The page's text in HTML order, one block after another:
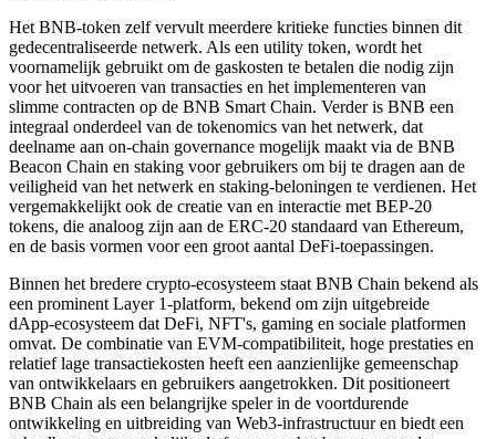
Het BNB-token zelf vervult meerdere kritieke functies binnen dit
gedecentraliseerde netwerk. Als een utility token, wordt het
voornamelijk gebruikt om de gaskosten te betalen die nodig zijn
voor het uitvoeren van transacties en het implementeren van
slimme contracten op de BNB Smart Chain. Verder is BNB een
integraal onderdeel van de tokenomics van het netwerk, dat
deelname aan on-chain governance mogelijk maakt via de BNB
Beacon Chain en staking voor gebruikers om bij te dragen aan de
veiligheid van het netwerk en staking-beloningen te verdienen. Het
vergemakkelijkt ook de creatie van en interactie met BEP-20
tokens, die analoog zijn aan de ERC-20 standaard van Ethereum,
en de basis vormen voor een groot aantal DeFi-toepassingen.
Binnen het bredere crypto-ecosysteem staat BNB Chain bekend als
een prominent Layer 1-platform, bekend om zijn uitgebreide
dApp-ecosysteem dat DeFi, NFT's, gaming en sociale platformen
omvat. De combinatie van EVM-compatibiliteit, hoge prestaties en
relatief lage transactiekosten heeft een aanzienlijke gemeenschap
van ontwikkelaars en gebruikers aangetrokken. Dit positioneert
BNB Chain als een belangrijke speler in de voortdurende
ontwikkeling en uitbreiding van Web3-infrastructuur en biedt een